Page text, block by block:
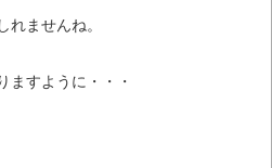
れませんね。
ますように・・・